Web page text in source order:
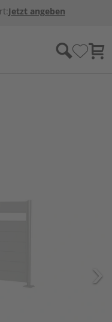
Jetzt angeben